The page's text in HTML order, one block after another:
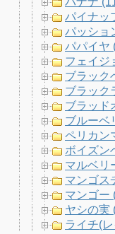
パイナッ
パッショ
パパイヤ
フェイジ
ブラック
ブラック
ブラッド
ブルーベ
ペリカン
ボイズン
マルベリ
マンゴス
マンゴー
ヤシの実
ライチ(